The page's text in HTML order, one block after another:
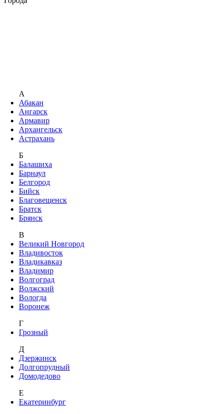
А
Абакан
Ангарск
Армавир
Архангельск
Астрахань
Б
Балашиха
Барнаул
Белгород
Бийск
Благовещенск
Братск
Брянск
В
Великий Новгород
Владивосток
Владикавказ
Владимир
Волгоград
Волжский
Вологда
Воронеж
Г
Грозный
Д
Дзержинск
Долгопрудный
Домодедово
Е
Екатеринбург